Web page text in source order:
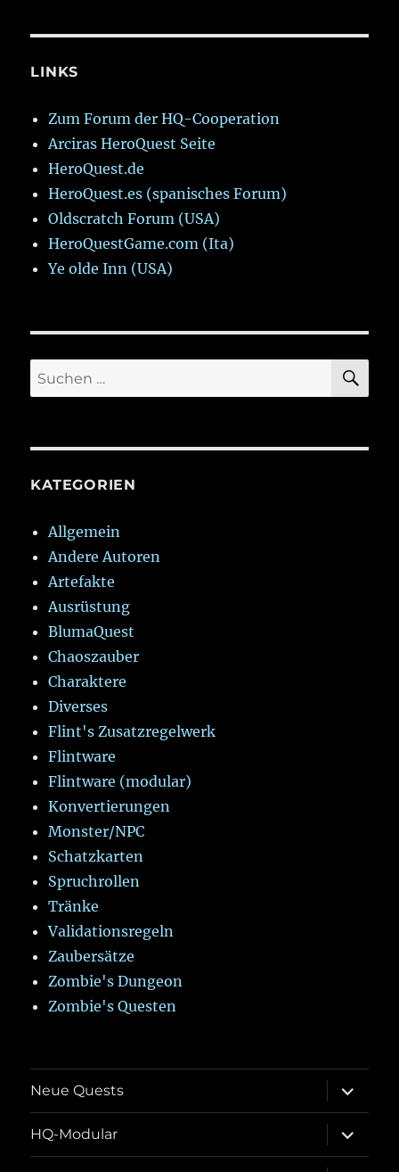
LINKS
Zum Forum der HQ-Cooperation
Arciras HeroQuest Seite
HeroQuest.de
HeroQuest.es (spanisches Forum)
Oldscratch Forum (USA)
HeroQuestGame.com (Ita)
Ye olde Inn (USA)
Suchen
nach:
KATEGORIEN
Allgemein
Andere Autoren
Artefakte
Ausrüstung
BlumaQuest
Chaoszauber
Charaktere
Diverses
Flint's Zusatzregelwerk
Flintware
Flintware (modular)
Konvertierungen
Monster/NPC
Schatzkarten
Spruchrollen
Tränke
Validationsregeln
Zaubersätze
Zombie's Dungeon
Zombie's Questen
Neue Quests
öffnen
HQ-Modular
öffnen